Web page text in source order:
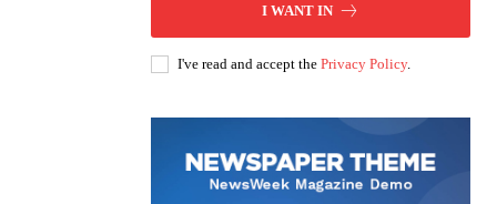
I WANT IN
I've read and accept the Privacy Policy.